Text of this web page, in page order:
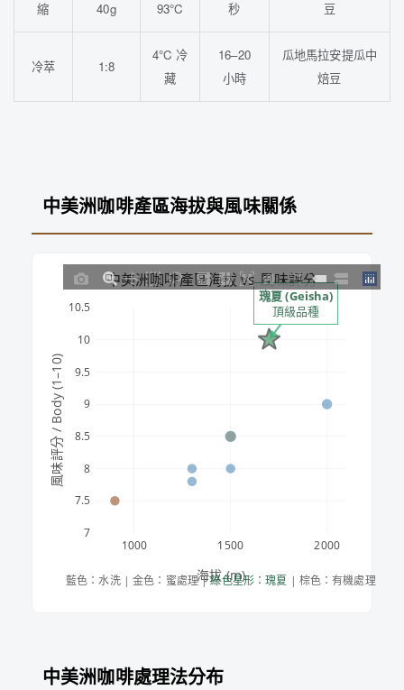
縮 40g 93°C 秒 豆
冷萃 1:8
4°C 冷
藏
16–20
小時
瓜地馬拉安提瓜中
焙豆
中美洲咖啡產區海拔與風味關係
1000 1500 2000
7
7.5
8
8.5
9
9.5
10
10.5
中美洲咖啡產區海拔 vs 風味評分
海拔 (m)
風味評分 / Body (1–10)
瑰夏 (Geisha)
頂級品種
藍色：水洗 | 金色：蜜處理 | 綠色星形：瑰夏 | 棕色：有機處理
中美洲咖啡處理法分布